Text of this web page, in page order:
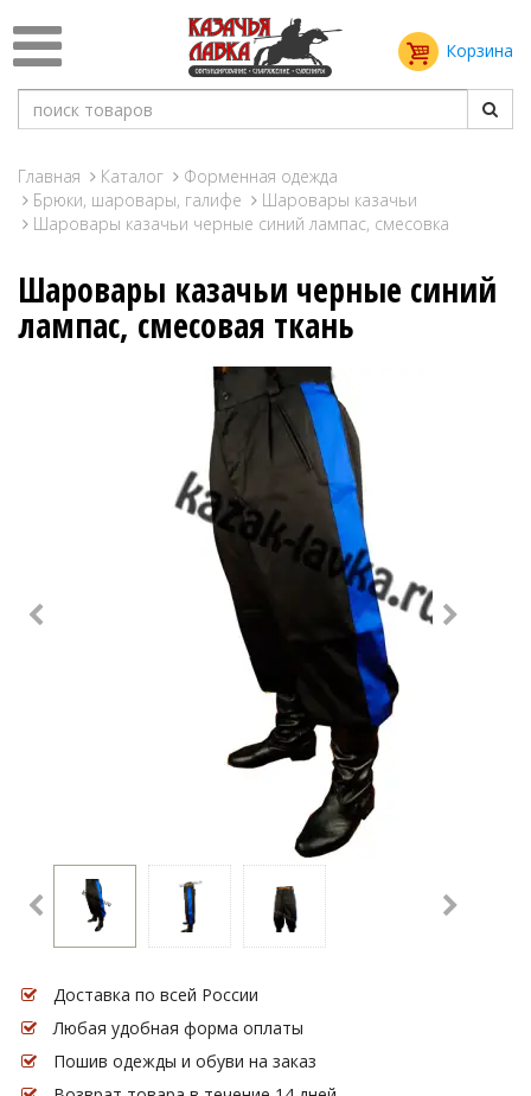
Корзина
Главная Каталог
Форменная одежда
Брюки, шаровары, галифе
Шаровары казачьи
Шаровары казачьи черные синий лампас, смесовка
Шаровары казачьи черные синий
лампас, смесовая ткань
Доставка по всей России
Любая удобная форма оплаты
Пошив одежды и обуви на заказ